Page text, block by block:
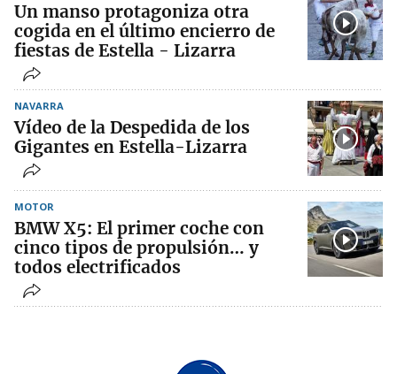
Un manso protagoniza otra
cogida en el último encierro de
fiestas de Estella - Lizarra
NAVARRA
Vídeo de la Despedida de los
Gigantes en Estella-Lizarra
MOTOR
BMW X5: El primer coche con
cinco tipos de propulsión… y
todos electrificados